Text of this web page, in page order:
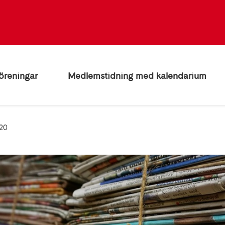
Medlemstidning med kalendarium